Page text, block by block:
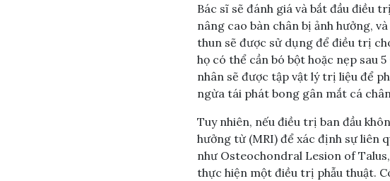
Bác sĩ sẽ đánh giá và bắt đầu điều
nâng cao bàn chân bị ảnh hưởng,
thun sẽ được sử dụng để điều trị
họ có thể cần bó bột hoặc nẹp sau
nhân sẽ được tập vật lý trị liệu để
ngừa tái phát bong gân mắt cá
Tuy nhiên, nếu điều trị ban đầu
hưởng từ (MRI) để xác định sự liên
như Osteochondral Lesion of
thực hiện một điều trị phẫu thuật.